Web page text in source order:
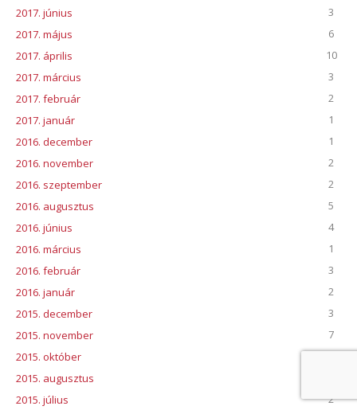
2017. június
3
2017. május
6
2017. április
10
2017. március
3
2017. február
2
2017. január
1
2016. december
1
2016. november
2
2016. szeptember
2
2016. augusztus
5
2016. június
4
2016. március
1
2016. február
3
2016. január
2
2015. december
3
2015. november
7
2015. október
3
2015. augusztus
2015. július
2